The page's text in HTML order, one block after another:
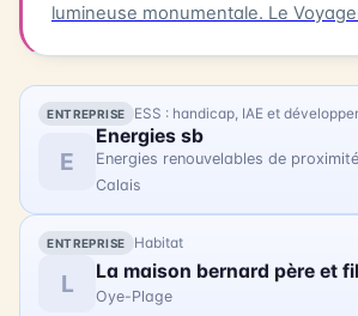
lumineuse monumentale. Le Voyageur des Rêves
émotion collective. Inspiré de
de sable, il propose un voyage
les rêves, pensé comme une fresque
cinématographique à ciel ouvert. Au
dispositif 1000 drones parfaitement
monumentaux, accompagnés d'une
musicale originale et d'une narration
comme un moment de partage
ENTREPRISE ESS : handicap, IAE et
E
Energies sb
Energies renouvelables de proximité
Calais
ENTREPRISE Habitat
L La maison bernard père et
Oye-Plage